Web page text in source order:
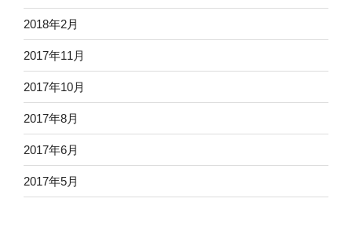
2018年2月
2017年11月
2017年10月
2017年8月
2017年6月
2017年5月